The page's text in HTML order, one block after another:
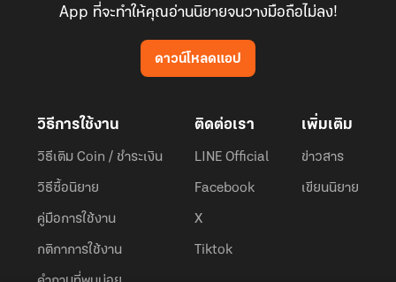
App ที่จะทำให้คุณอ่านนิยายจนวางมือถือไม่ลง!
ดาวน์โหลดแอป
วิธีการใช้งาน
วิธีเติม Coin / ชำระเงิน
วิธีซื้อนิยาย
คู่มือการใช้งาน
กติกาการใช้งาน
ติดต่อเรา
LINE Official
Facebook
X
Tiktok
เพิ่มเติม
ข่าวสาร
เขียนนิยาย